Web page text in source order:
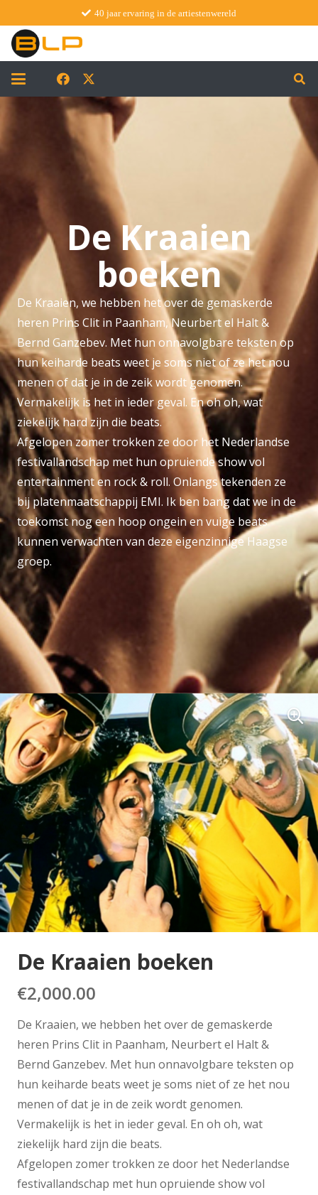
40 jaar ervaring in de artiestenwereld
De Kraaien
boeken
De Kraaien, we hebben het over de gemaskerde
heren Prins Clit in Paanham, Neurbert el Halt &
Bernd Ganzebev. Met hun onnavolgbare teksten op
hun keiharde beats weet je soms niet of ze het nou
menen of dat je in de zeik wordt genomen.
Vermakelijk is het in ieder geval. En oh oh, wat
ziekelijk hard zijn die beats.
Afgelopen zomer trokken ze door het Nederlandse
festivallandschap met hun opruiende show vol
entertainment en rock & roll. Onlangs tekenden ze
bij platenmaatschappij EMI. Ik ben bang dat we in de
toekomst nog een hoop ongein en vuige beats
kunnen verwachten van deze eigenzinnige Haagse
groep.
De Kraaien boeken
€2,000.00
De Kraaien, we hebben het over de gemaskerde
heren Prins Clit in Paanham, Neurbert el Halt &
Bernd Ganzebev. Met hun onnavolgbare teksten op
hun keiharde beats weet je soms niet of ze het nou
menen of dat je in de zeik wordt genomen.
Vermakelijk is het in ieder geval. En oh oh, wat
ziekelijk hard zijn die beats.
Afgelopen zomer trokken ze door het Nederlandse
festivallandschap met hun opruiende show vol